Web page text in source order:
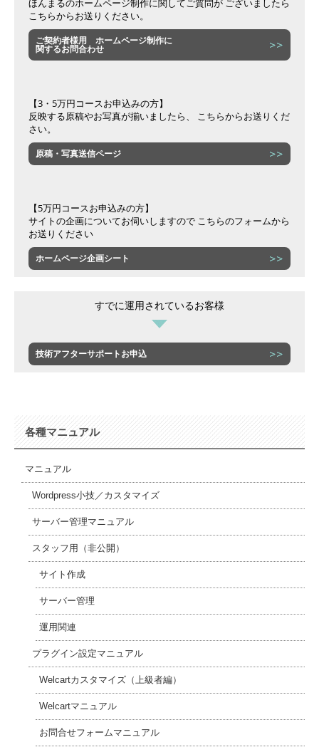
ほんまるのホームページ制作に関してご質問が ございましたら
こちらからお送りください。
ご契約者様用 ホームページ制作に
関するお問合わせ
【3・5万円コースお申込みの方】
反映する原稿やお写真が揃いましたら、 こちらからお送りくだ
さい。
原稿・写真送信ページ
【5万円コースお申込みの方】
サイトの企画についてお伺いしますので こちらのフォームから
お送りください
ホームページ企画シート
すでに運用されているお客様
技術アフターサポートお申込
各種マニュアル
マニュアル
Wordpress小技／カスタマイズ
サーバー管理マニュアル
スタッフ用（非公開）
サイト作成
サーバー管理
運用関連
プラグイン設定マニュアル
Welcartカスタマイズ（上級者編）
Welcartマニュアル
お問合せフォームマニュアル